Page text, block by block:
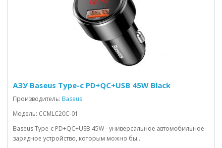
АЗУ Baseus Type-c PD+QC+USB 45W Black
Производитель: Baseus
Модель: CCMLC20C-01
Baseus Type-c PD+QC+USB 45W - универсальное автомобильное
зарядное устройство, которым можно бы..